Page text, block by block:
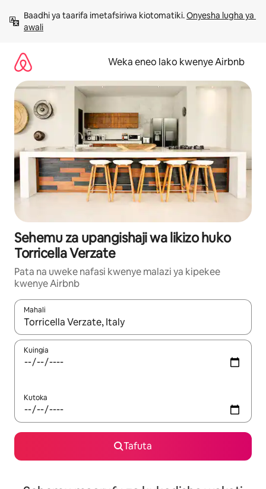
kwenda
kwenye
Baadhi ya taarifa imetafsiriwa kiotomatiki. Onyesha lugha ya
awali
Weka eneo lako kwenye Airbnb
Sehemu za upangishaji wa likizo huko
Torricella Verzate
Pata na uweke nafasi kwenye malazi ya kipekee
kwenye Airbnb
Mahali
Wakati matokeo yanapatikana, vinjari kwa kutumia vitufe vya
Kuingia
Kutoka
Tafuta